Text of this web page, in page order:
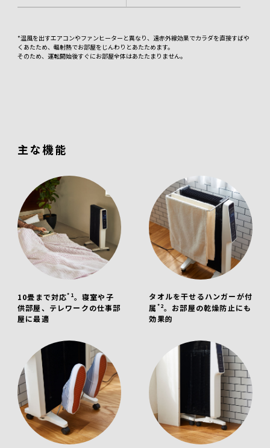
*温風を出すエアコンやファンヒーターと異なり、遠赤外線効果でカラダを直接すばや
くあたため、輻射熱でお部屋をじんわりとあたためます。
そのため、運転開始後すぐにお部屋全体はあたたまりません。
主な機能
10畳まで対応*1。寝室や子
供部屋、テレワークの仕事部
屋に最適
タオルを干せるハンガーが付
属 *2。お部屋の乾燥防止にも
効果的